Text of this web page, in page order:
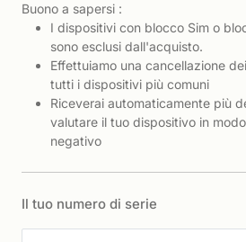
Buono a sapersi :
I dispositivi con blocco Sim o
sono esclusi dall'acquisto.
Effettuiamo una cancellazione
tutti i dispositivi più comuni
Riceverai automaticamente più
valutare il tuo dispositivo in
negativo
Il tuo numero di serie